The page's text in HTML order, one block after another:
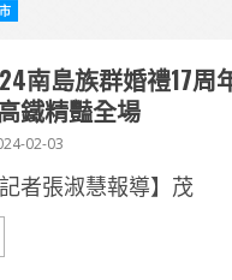
南島族群婚禮17周
鐵精豔全場
02-03
者張淑慧報導】茂